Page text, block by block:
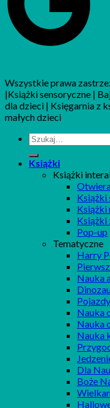
Wszystkie prawa
|Książki sensoryczne |
dla dzieci | Księgarnia z
małych dzieci
Szukaj:
Książki
Książki
Książki
Książki
Książki
Pop-up
Tematyczne
Harry
Nauka
Pojazdy
Nauka
Nauka
Nauka
Dla
Boże